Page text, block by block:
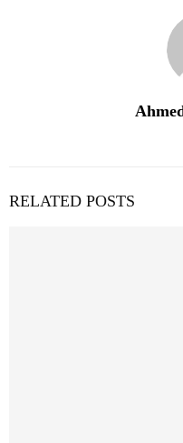
RELATED POSTS